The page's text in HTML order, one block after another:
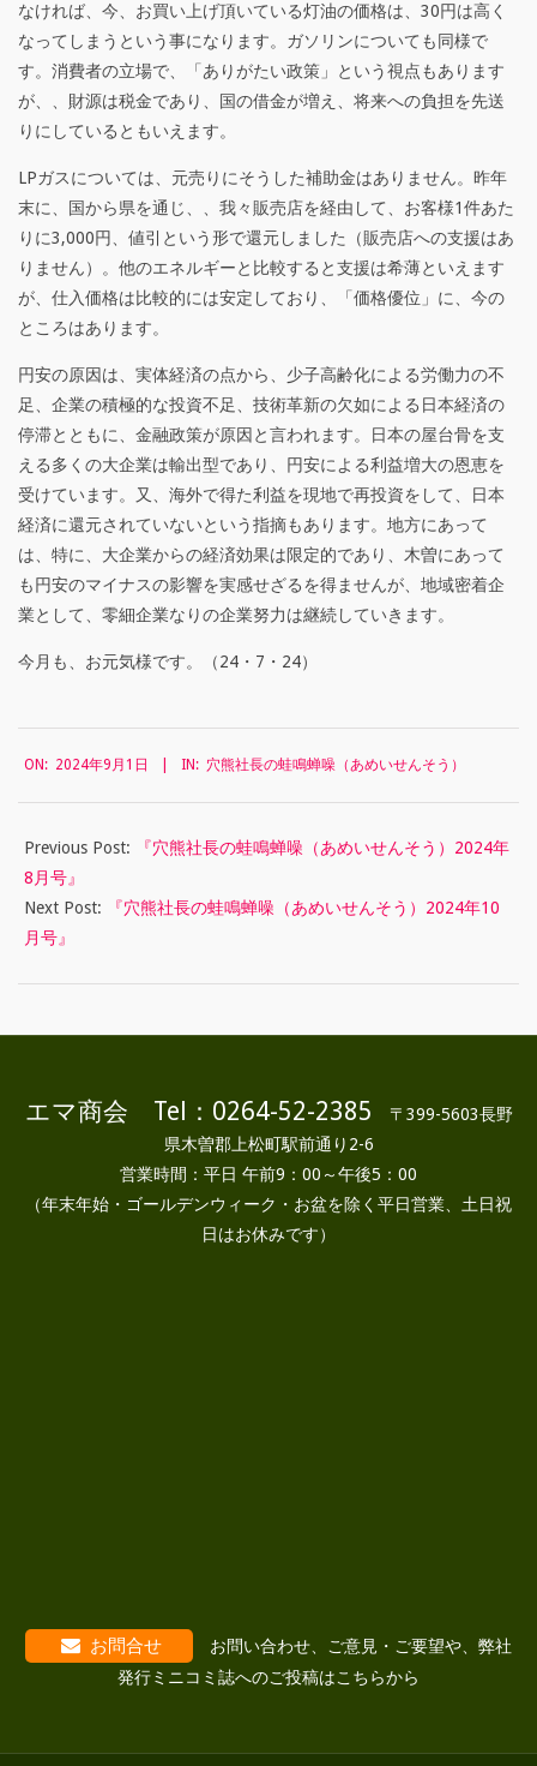
め
い
せ
そ
う
）
2
0
2
4
年
9
月
号
なければ、今、お買い上げ頂いている灯油の価格は、30円は高く
なってしまうという事になります。ガソリンについても同様で
す。消費者の立場で、「ありがたい政策」という視点もあります
が、、財源は税金であり、国の借金が増え、将来への負担を先送
りにしているともいえます。
LPガスについては、元売りにそうした補助金はありません。昨年
末に、国から県を通じ、、我々販売店を経由して、お客様1件あた
りに3,000円、値引という形で還元しました（販売店への支援はあ
りません）。他のエネルギーと比較すると支援は希薄といえます
が、仕入価格は比較的には安定しており、「価格優位」に、今の
ところはあります。
円安の原因は、実体経済の点から、少子高齢化による労働力の不
足、企業の積極的な投資不足、技術革新の欠如による日本経済の
停滞とともに、金融政策が原因と言われます。日本の屋台骨を支
える多くの大企業は輸出型であり、円安による利益増大の恩恵を
受けています。又、海外で得た利益を現地で再投資をして、日本
経済に還元されていないという指摘もあります。地方にあって
は、特に、大企業からの経済効果は限定的であり、木曽にあって
も円安のマイナスの影響を実感せざるを得ませんが、地域密着企
業として、零細企業なりの企業努力は継続していきます。
今月も、お元気様です。（24・7・24）
09-
01
ON: 2024年9月1日 IN: 穴熊社長の蛙鳴蝉噪（あめいせんそう）
Previous Post:
『穴熊社長の蛙鳴蝉噪（あめいせんそう）2024年
8月号』
Next Post:
『穴熊社長の蛙鳴蝉噪（あめいせんそう）2024年10
月号』
エマ商会 Tel：0264-52-2385 〒399-5603長野
県木曽郡上松町駅前通り2-6
営業時間：平日 午前9：00～午後5：00
（年末年始・ゴールデンウィーク・お盆を除く平日営業、土日祝
日はお休みです）
お問合せ
お問い合わせ、ご意見・ご要望や、弊社
発行ミニコミ誌へのご投稿はこちらから